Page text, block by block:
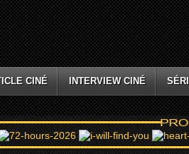
CINÉ INTERVIEW CINÉ